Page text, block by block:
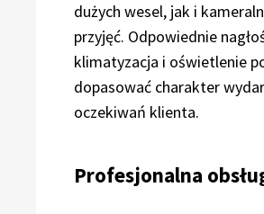
dużych wesel, jak i
przyjęć. Odpowiednie
klimatyzacja i oświetlenie
dopasować charakter
oczekiwań klienta.
Profesjonalna